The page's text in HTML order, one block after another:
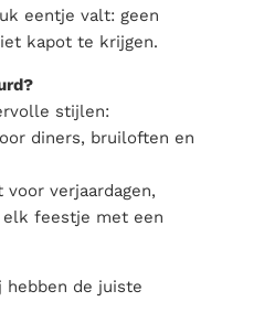
eentje valt: geen
kapot te krijgen.
stijlen:
diners, bruiloften en
verjaardagen,
feestje met een
hebben de juiste